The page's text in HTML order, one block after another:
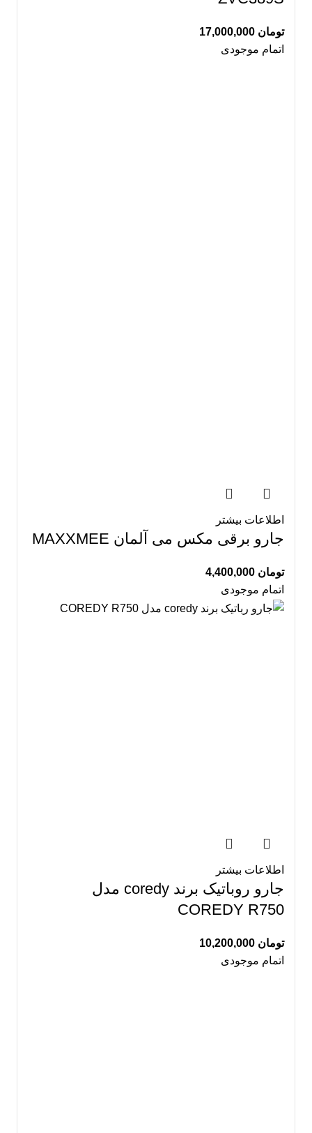
تومان
اتمام موجودی
اطلاعات بیشتر
جارو برقی مکس می آلمان MAXXMEE
تومان
اتمام موجودی
اطلاعات بیشتر
جارو روباتیک برند coredy مدل
COREDY R750
تومان
اتمام موجودی